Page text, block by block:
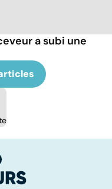
a subi une